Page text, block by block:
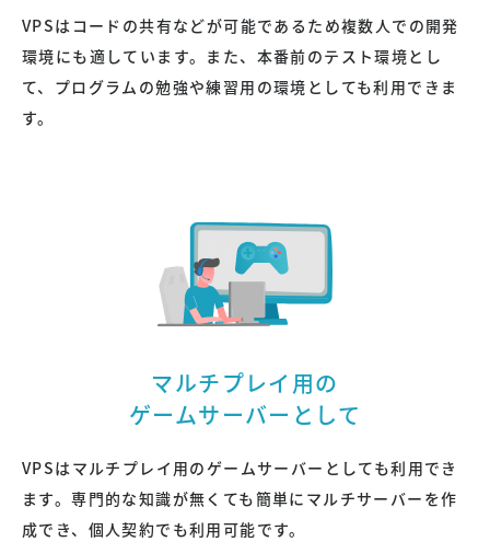
VPSはコードの共有などが可能であるため複数人での開発
環境にも適しています。また、本番前のテスト環境とし
て、プログラムの勉強や練習用の環境としても利用できま
す。
マルチプレイ用の
ゲームサーバーとして
VPSはマルチプレイ用のゲームサーバーとしても利用でき
ます。専門的な知識が無くても簡単にマルチサーバーを作
成でき、個人契約でも利用可能です。